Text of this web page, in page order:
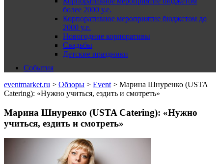
более 2000 у.е.
Корпоративное мероприятие бюджетом до
2000 у.е.
Новогодние корпоративы
Свадьбы
Детские праздники
События
eventmarket.ru > Обзоры > Event > Марина Шнуренко (USTA
Catering): «Нужно учиться, ездить и смотреть»
Марина Шнуренко (USTA Catering): «Нужно
учиться, ездить и смотреть»